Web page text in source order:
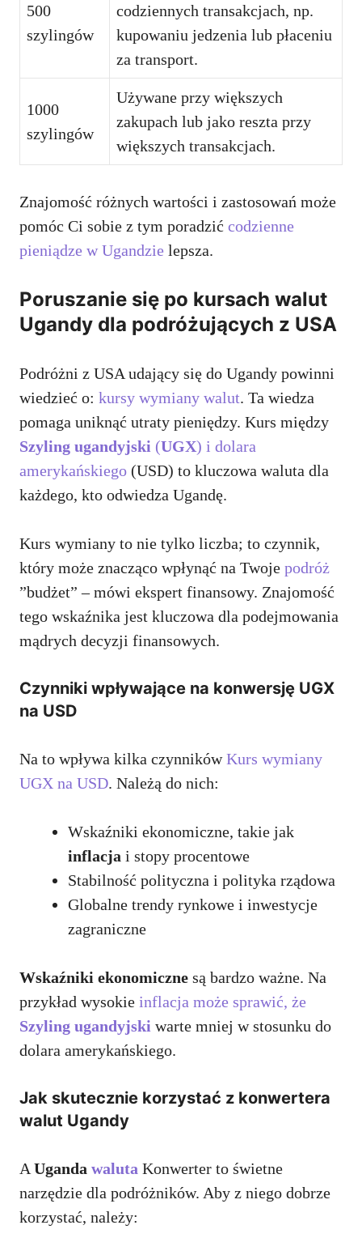
500
szylingów
codziennych transakcjach, np.
kupowaniu jedzenia lub płaceniu
za transport.
1000
szylingów
Używane przy większych
zakupach lub jako reszta przy
większych transakcjach.
Znajomość różnych wartości i zastosowań może
pomóc Ci sobie z tym poradzić codzienne
pieniądze w Ugandzie lepsza.
Poruszanie się po kursach walut
Ugandy dla podróżujących z USA
Podróżni z USA udający się do Ugandy powinni
wiedzieć o: kursy wymiany walut. Ta wiedza
pomaga uniknąć utraty pieniędzy. Kurs między
Szyling ugandyjski (UGX) i dolara
amerykańskiego (USD) to kluczowa waluta dla
każdego, kto odwiedza Ugandę.
Kurs wymiany to nie tylko liczba; to czynnik,
który może znacząco wpłynąć na Twoje podróż
”budżet” – mówi ekspert finansowy. Znajomość
tego wskaźnika jest kluczowa dla podejmowania
mądrych decyzji finansowych.
Czynniki wpływające na konwersję UGX
na USD
Na to wpływa kilka czynnikówKurs wymiany
UGX na USD. Należą do nich:
Wskaźniki ekonomiczne, takie jak
inflacja i stopy procentowe
Stabilność polityczna i polityka rządowa
Globalne trendy rynkowe i inwestycje
zagraniczne
Wskaźniki ekonomiczne są bardzo ważne. Na
przykład wysokie inflacja może sprawić, że
Szyling ugandyjski warte mniej w stosunku do
dolara amerykańskiego.
Jak skutecznie korzystać z konwertera
walut Ugandy
A Uganda waluta Konwerter to świetne
narzędzie dla podróżników. Aby z niego dobrze
korzystać, należy: